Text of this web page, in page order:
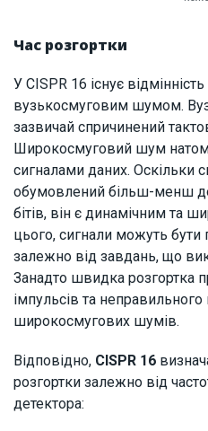
Час розгортки
У CISPR 16 існує
вузькосмуговим шумом.
зазвичай спричинений
Широкосмуговий шум
сигналами даних. Оскільки
обумовлений більш-менш
бітів, він є динамічним та
цього, сигнали можуть бути
залежно від завдань, що
Занадто швидка розгортка
імпульсів та
широкосмугових шумів.
Відповідно, CISPR 16
розгортки залежно від
детектора: